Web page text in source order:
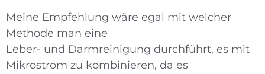
Meine Empfehlung wäre egal mit welcher
Methode man eine
Leber- und Darmreinigung durchführt, es mit
Mikrostrom zu kombinieren, da es